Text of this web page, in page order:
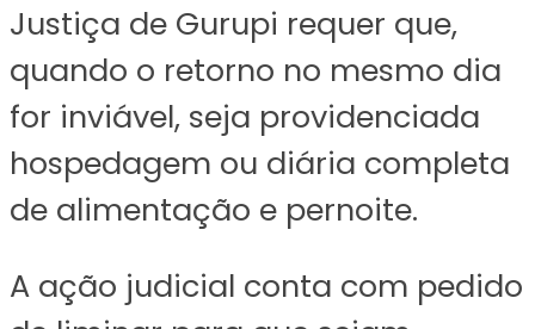
Justiça de Gurupi requer que,
quando o retorno no mesmo dia
for inviável, seja providenciada
hospedagem ou diária completa
de alimentação e pernoite.
A ação judicial conta com pedido